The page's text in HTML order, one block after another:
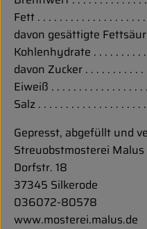
Fett . . . . . . . . . . . . . . . . . .
davon gesättigte
Kohlenhydrate . . . . . . . . . .
davon Zucker . . . . . . . . . .
Eiweiß . . . . . . . . . . . . . . . .
Salz . . . . . . . . . . . . . . . . . .
Gepresst, abgefüllt und
Streuobstmosterei Malus
Dorfstr. 18
37345 Silkerode
036072-80578
www.mosterei.malus.de